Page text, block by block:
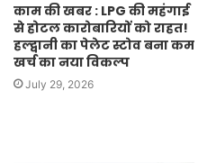
काम की खबर : LPG की महंगाई
से होटल कारोबारियों को राहत!
हल्द्वानी का पेलेट स्टोव बना कम
खर्च का नया विकल्प
July 29, 2026